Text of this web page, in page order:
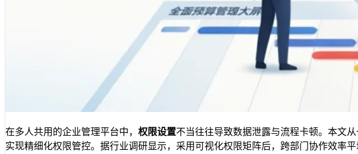
在多人共用的企业管理平台中， 权限设置不当往往导致数据泄露与流程卡顿。本文
实现精细化权限管控。据行业调研显示，采用可视化权限矩阵后，跨部门协作效率